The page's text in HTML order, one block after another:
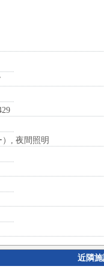
, 夜間照明
近隣